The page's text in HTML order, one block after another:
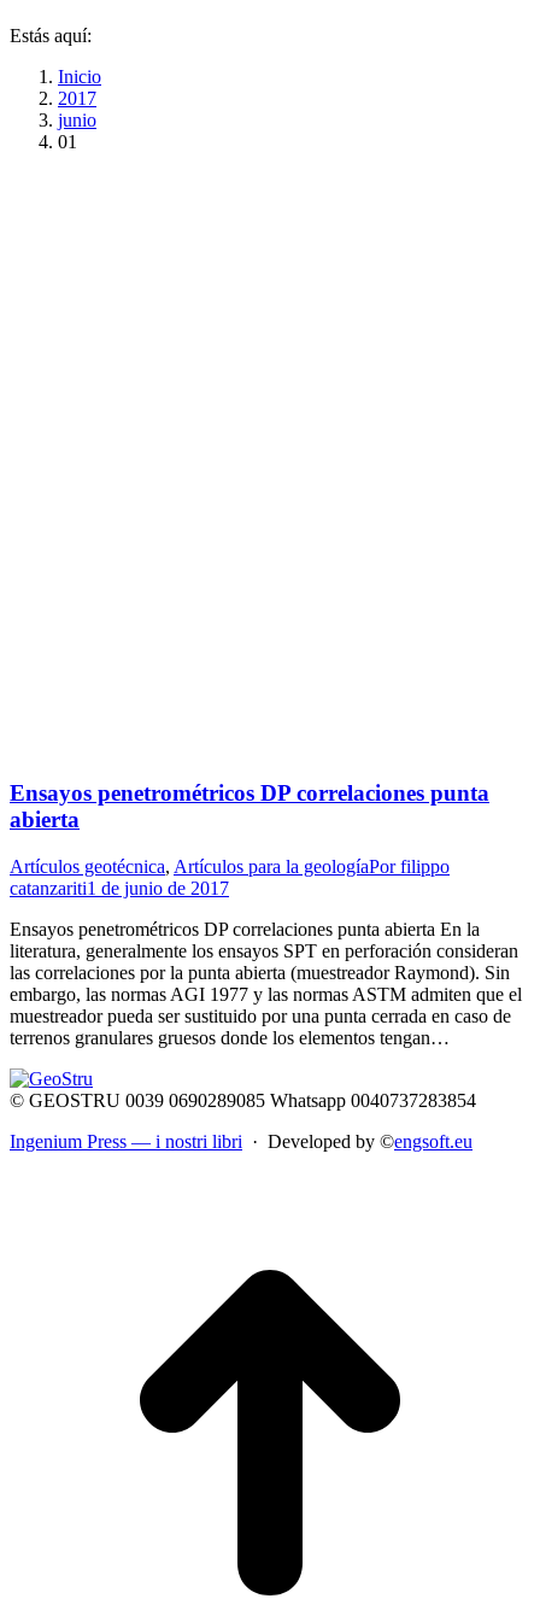
Estás aquí:
Inicio
2017
junio
01
Ensayos penetrométricos DP correlaciones punta
abierta
Artículos geotécnica, Artículos para la geologíaPorfilippo
catanzariti1 de junio de 2017
Ensayos penetrométricos DP correlaciones punta abierta En la
literatura, generalmente los ensayos SPT en perforación consideran
las correlaciones por la punta abierta (muestreador Raymond). Sin
embargo, las normas AGI 1977 y las normas ASTM admiten que el
muestreador pueda ser sustituido por una punta cerrada en caso de
terrenos granulares gruesos donde los elementos tengan…
© GEOSTRU 0039 0690289085 Whatsapp 0040737283854
Ingenium Press — i nostri libri · Developed by ©engsoft.eu